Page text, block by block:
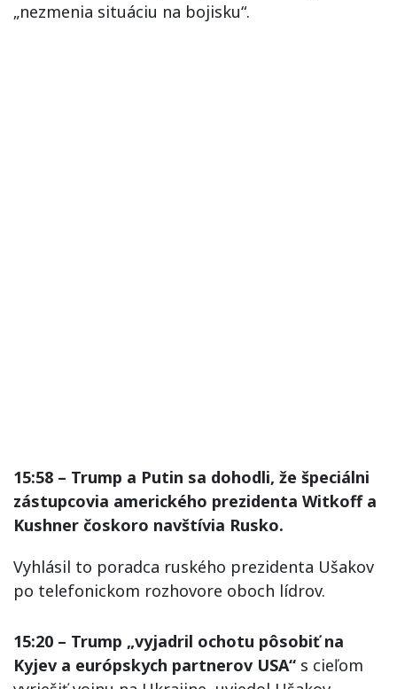
„nezmenia situáciu na bojisku“.
15:58 – Trump a Putin sa dohodli, že špeciálni
zástupcovia amerického prezidenta Witkoff a
Kushner čoskoro navštívia Rusko.
Vyhlásil to poradca ruského prezidenta Ušakov
po telefonickom rozhovore oboch lídrov.
15:20 – Trump „vyjadril ochotu pôsobiť na
Kyjev a európskych partnerov USA“ s cieľom